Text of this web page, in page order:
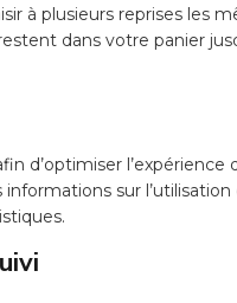
à plusieurs reprises les
dans votre panier
d’optimiser
sur